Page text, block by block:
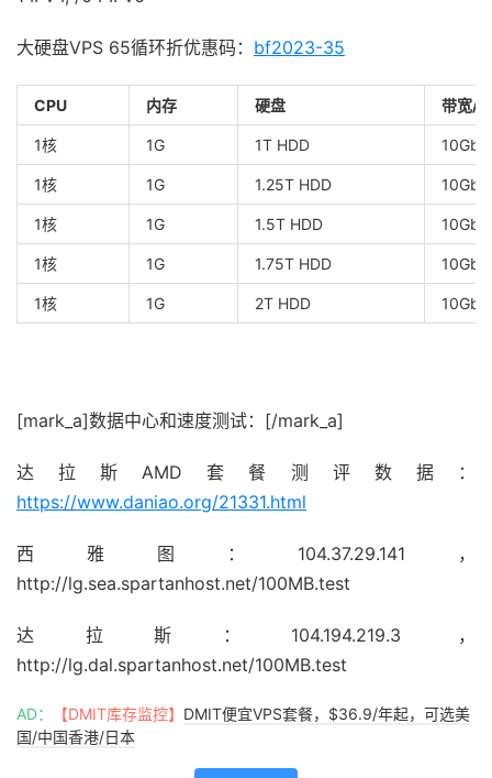
大硬盘VPS 65循环折优惠码： bf2023-35
CPU 内存 硬盘 带宽/
1核 1G 1T HDD
1核 1G 1.25T HDD
1核 1G 1.5T HDD
1核 1G 1.75T HDD
1核 1G 2T HDD
[mark_a]数据中心和速度测试：[/mark_a]
达拉斯AMD套餐测评数据：
https://www.daniao.org/21331.html
西雅图：104.37.29.141，
http://lg.sea.spartanhost.net/100MB.test
达拉斯：104.194.219.3 ，
http://lg.dal.spartanhost.net/100MB.test
AD： 【DMIT库存监控】 DMIT便宜VPS套餐，$36.9/年起，可选美
国/中国香港/日本